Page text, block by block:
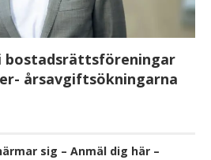
bostadsrättsföreningar
årsavgiftsökningarna
sig – Anmäl dig här –